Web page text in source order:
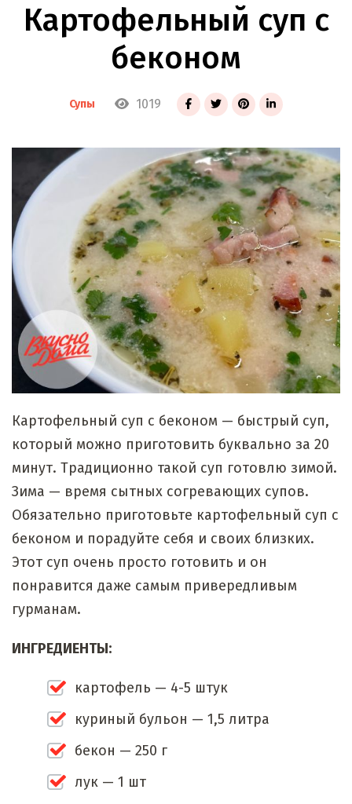
Картофельный суп с
беконом
Супы 1019
Картофельный суп с беконом — быстрый суп,
который можно приготовить буквально за 20
минут. Традиционно такой суп готовлю зимой.
Зима — время сытных согревающих супов.
Обязательно приготовьте картофельный суп с
беконом и порадуйте себя и своих близких.
Этот суп очень просто готовить и он
понравится даже самым привередливым
гурманам.
ИНГРЕДИЕНТЫ:
картофель — 4-5 штук
куриный бульон — 1,5 литра
бекон — 250 г
лук — 1 шт